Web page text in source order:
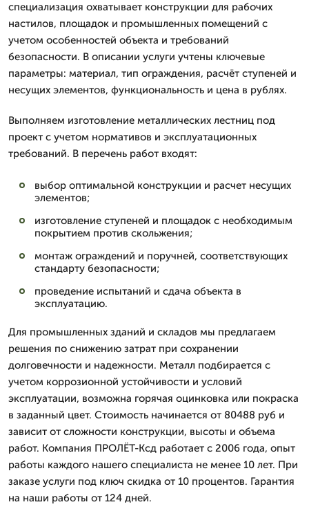
специализация охватывает конструкции для рабочих
настилов, площадок и промышленных помещений с
учетом особенностей объекта и требований
безопасности. В описании услуги учтены ключевые
параметры: материал, тип ограждения, расчёт ступеней и
несущих элементов, функциональность и цена в рублях.
Выполняем изготовление металлических лестниц под
проект с учетом нормативов и эксплуатационных
требований. В перечень работ входят:
выбор оптимальной конструкции и расчет несущих
элементов;
изготовление ступеней и площадок с необходимым
покрытием против скольжения;
монтаж ограждений и поручней, соответствующих
стандарту безопасности;
проведение испытаний и сдача объекта в
эксплуатацию.
Для промышленных зданий и складов мы предлагаем
решения по снижению затрат при сохранении
долговечности и надежности. Металл подбирается с
учетом коррозионной устойчивости и условий
эксплуатации, возможна горячая оцинковка или покраска
в заданный цвет. Стоимость начинается от 80488 руб и
зависит от сложности конструкции, высоты и объема
работ. Компания ПРОЛЁТ-Ксд работает с 2006 года, опыт
работы каждого нашего специалиста не менее 10 лет. При
заказе услуги под ключ скидка от 10 процентов. Гарантия
на наши работы от 124 дней.